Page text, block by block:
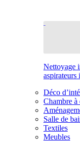
Nettoyage
aspirateurs
Déco
Chambre à
Salle de
Textiles
Meubles